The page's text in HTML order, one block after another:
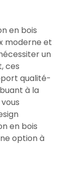
en bois
moderne et
un
ces
qualité-
à la
en bois
option à